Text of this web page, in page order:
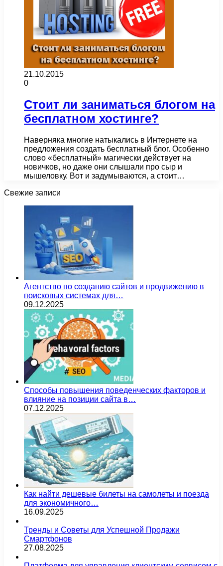
21.10.2015
0
Стоит ли заниматься блогом на
бесплатном хостинге?
Наверняка многие натыкались в Интернете на
предложения создать бесплатный блог. Особенно
слово «бесплатный» магически действует на
новичков, но даже они слышали про сыр и
мышеловку. Вот и задумываются, а стоит…
Свежие записи
Агентство по созданию сайтов и продвижению в
поисковых системах для…
09.12.2025
Способы повышения поведенческих факторов и
влияние на позиции сайта в…
07.12.2025
Как найти дешевые билеты на самолеты и поезда
для экономичного…
16.09.2025
Тренды и Советы для Успешной Продажи
Смартфонов
27.08.2025